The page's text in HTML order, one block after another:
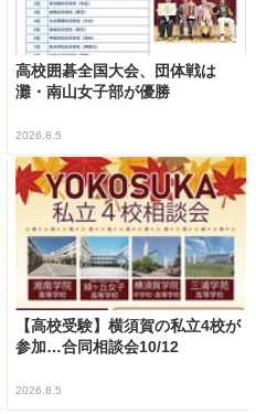
高校囲碁全国大会、団体戦は
灘・南山女子部が優勝
2026.8.5
【高校受験】横須賀の私立4校が
参加…合同相談会10/12
2026.8.5